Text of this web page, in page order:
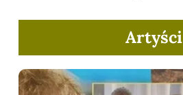
Artyści